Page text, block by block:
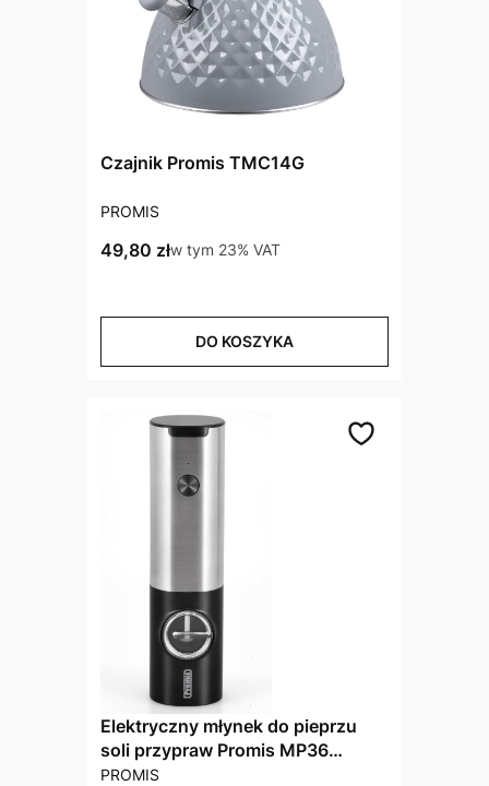
Czajnik Promis TMC14G
PRODUCENT
PROMIS
Cena brutto
49,80 złw tym %s VAT
w tym 23% VAT
DO KOSZYKA
Elektryczny młynek do pieprzu
soli przypraw Promis MP36
akumulatorowy ładowanie USB
PRODUCENT
PROMIS